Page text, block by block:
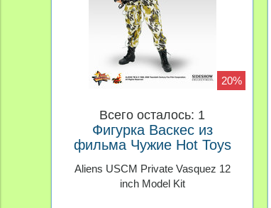
20%
Всего осталось: 1
Фигурка Васкес из
фильма Чужие Hot Toys
Aliens USCM Private Vasquez 12
inch Model Kit